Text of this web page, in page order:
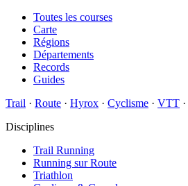
Toutes les courses
Carte
Régions
Départements
Records
Guides
Trail · Route · Hyrox · Cyclisme · VTT ·
Disciplines
Trail Running
Running sur Route
Triathlon